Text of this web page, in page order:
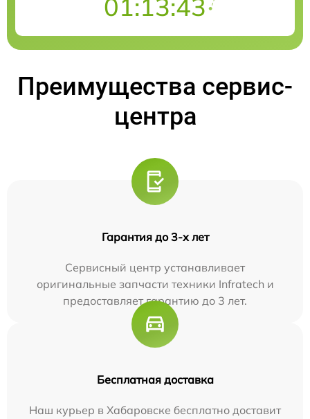
01:13:42
Преимущества сервис-
центра
Гарантия до 3-х лет
Сервисный центр устанавливает
оригинальные запчасти техники Infratech и
предоставляет гарантию до 3 лет.
Бесплатная доставка
Наш курьер в Хабаровске бесплатно доставит